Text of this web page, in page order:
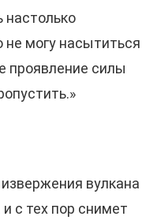
настолько
не могу насытиться
проявление силы
вулкана
с тех пор снимет